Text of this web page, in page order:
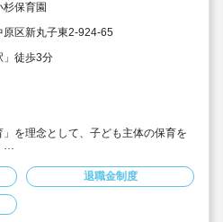
保育園
原区新丸子東2-924-65
」徒歩3分
を理念として、子ども主体の保育を
ち帰り残業禁止 / 残業代は1分単位で
ら / プライベートも充実 / 12連休取得
退職金制度